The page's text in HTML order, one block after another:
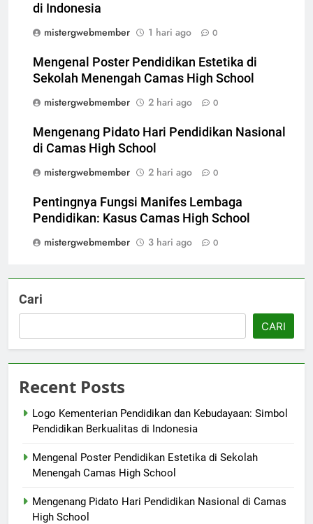
di Indonesia
mistergwebmember
1 hari ago 0
Mengenal Poster Pendidikan Estetika di
Sekolah Menengah Camas High School
mistergwebmember
2 hari ago 0
Mengenang Pidato Hari Pendidikan Nasional
di Camas High School
mistergwebmember
2 hari ago 0
Pentingnya Fungsi Manifes Lembaga
Pendidikan: Kasus Camas High School
mistergwebmember
3 hari ago 0
Cari
CARI
Recent Posts
Logo Kementerian Pendidikan dan Kebudayaan: Simbol
Pendidikan Berkualitas di Indonesia
Mengenal Poster Pendidikan Estetika di Sekolah
Menengah Camas High School
Mengenang Pidato Hari Pendidikan Nasional di Camas
High School